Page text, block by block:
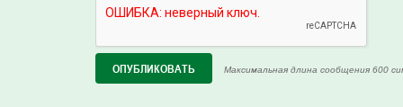
Максимальная длина сообщения 600